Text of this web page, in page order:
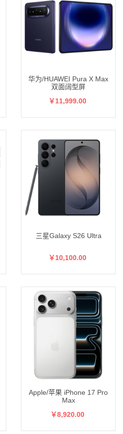
华为/HUAWEI Pura X Max
双面阔型屏
￥11,999.00
三星Galaxy S26 Ultra
￥10,100.00
Apple/苹果 iPhone 17 Pro
Max
￥8,920.00